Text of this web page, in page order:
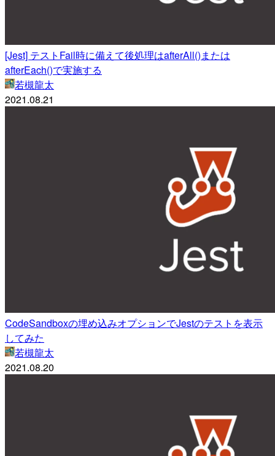
[Jest] テストFail時に備えて後処理はafterAll()または
afterEach()で実施する
若槻龍太
2021.08.21
CodeSandboxの埋め込みオプションでJestのテストを表示
してみた
若槻龍太
2021.08.20